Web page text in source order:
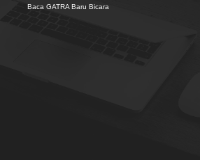
Baca GATRA Baru Bicara